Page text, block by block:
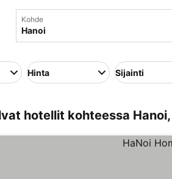
Kohde
korkeimpaan)
Hinta Sijainti
hotellit kohteessa